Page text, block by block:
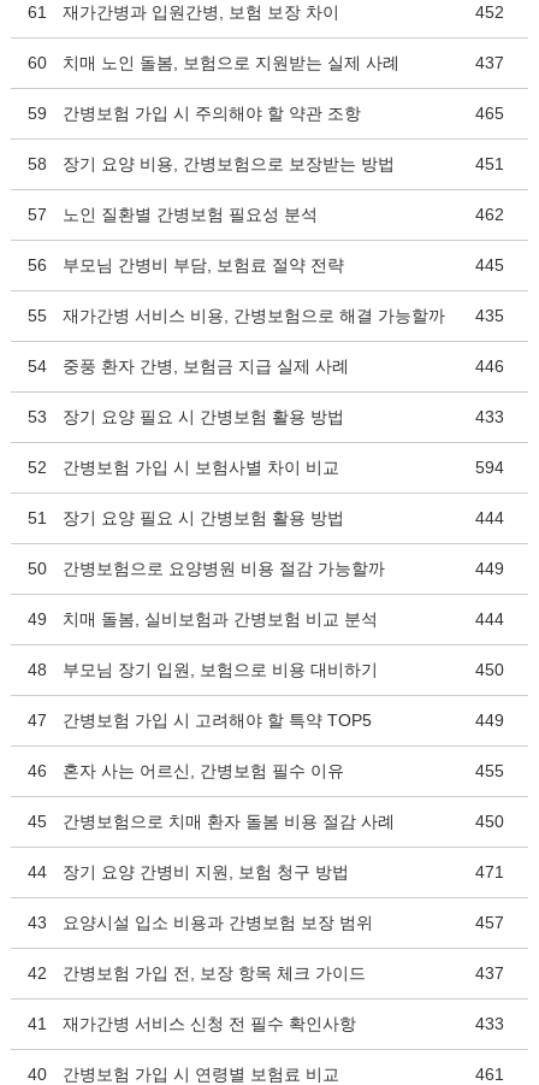
61 재가간병과 입원간병, 보험 보장 차이 452
60 치매 노인 돌봄, 보험으로 지원받는 실제 사례 437
59 간병보험 가입 시 주의해야 할 약관 조항 465
58 장기 요양 비용, 간병보험으로 보장받는 방법 451
57 노인 질환별 간병보험 필요성 분석 462
56 부모님 간병비 부담, 보험료 절약 전략 445
55 재가간병 서비스 비용, 간병보험으로 해결 가능할까 435
54 중풍 환자 간병, 보험금 지급 실제 사례 446
53 장기 요양 필요 시 간병보험 활용 방법 433
52 간병보험 가입 시 보험사별 차이 비교 594
51 장기 요양 필요 시 간병보험 활용 방법 444
50 간병보험으로 요양병원 비용 절감 가능할까 449
49 치매 돌봄, 실비보험과 간병보험 비교 분석 444
48 부모님 장기 입원, 보험으로 비용 대비하기 450
47 간병보험 가입 시 고려해야 할 특약 TOP5 449
46 혼자 사는 어르신, 간병보험 필수 이유 455
45 간병보험으로 치매 환자 돌봄 비용 절감 사례 450
44 장기 요양 간병비 지원, 보험 청구 방법 471
43 요양시설 입소 비용과 간병보험 보장 범위 457
42 간병보험 가입 전, 보장 항목 체크 가이드 437
41 재가간병 서비스 신청 전 필수 확인사항 433
40 간병보험 가입 시 연령별 보험료 비교 461